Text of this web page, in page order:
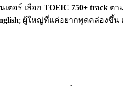
เตอร์ เลือก TOEIC 750+ track ตา
; ผู้ใหญ่ที่แค่อยากพูดคล่องขึ้น